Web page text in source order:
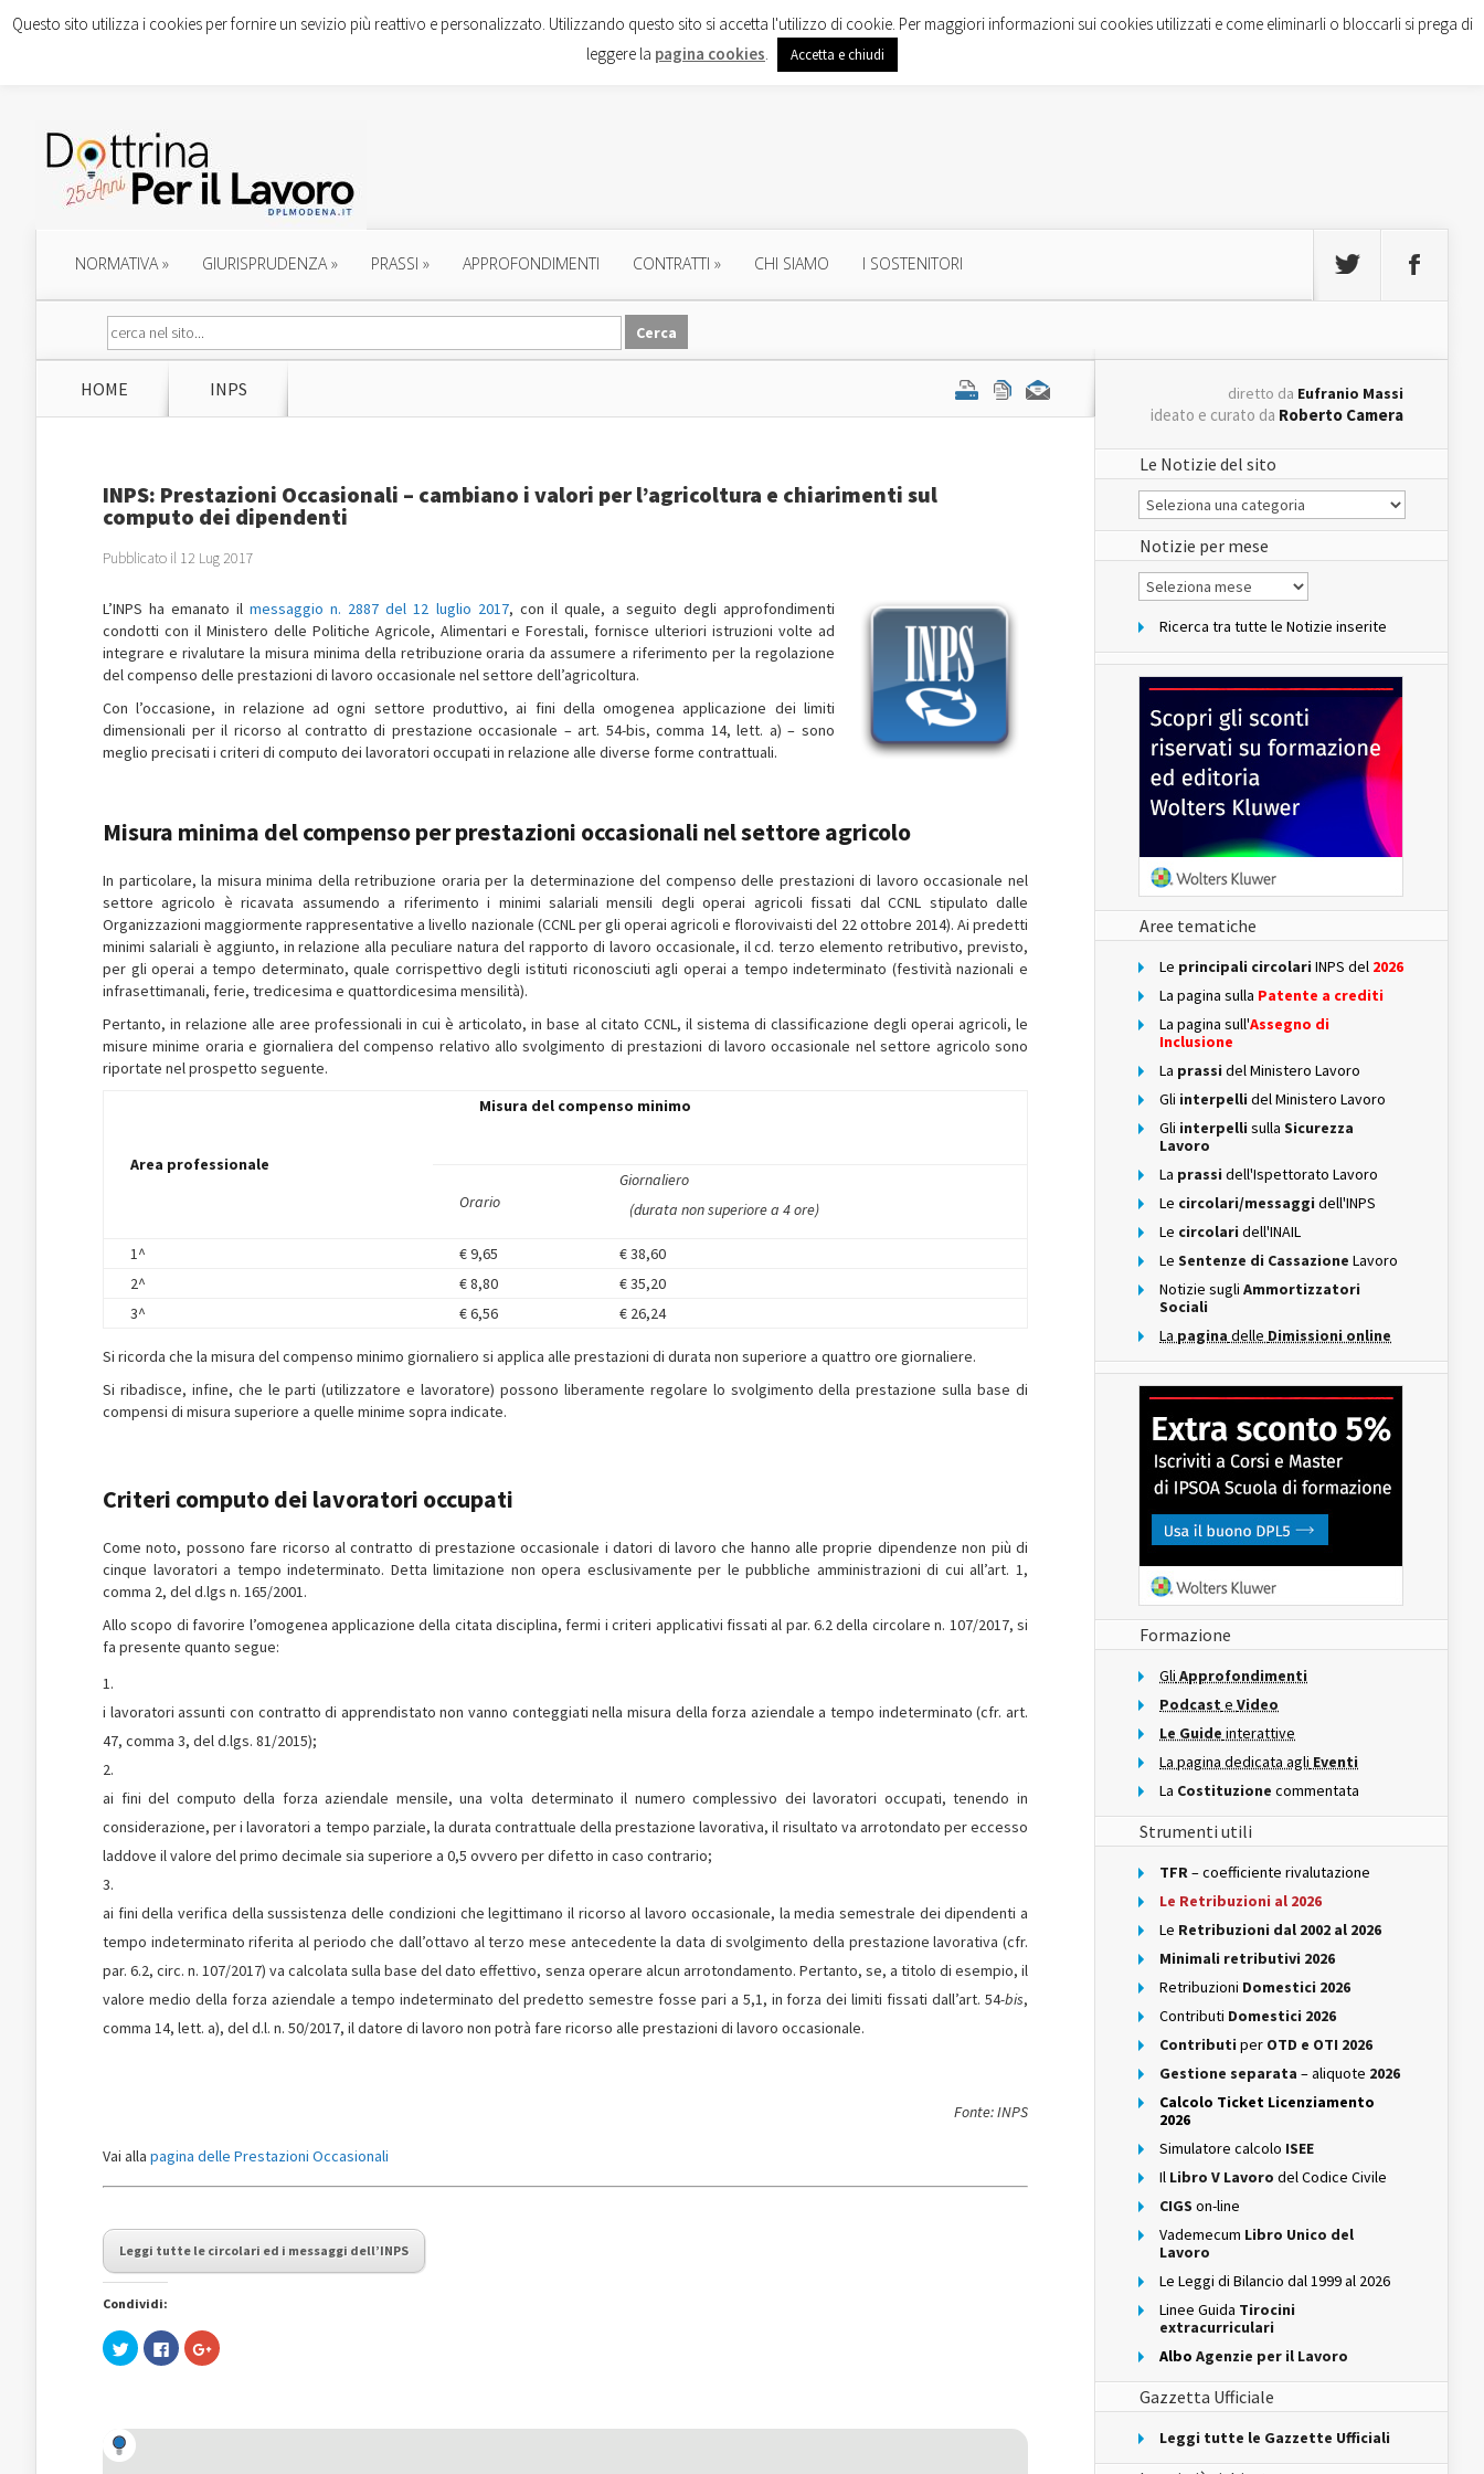
NORMATIVA» GIURISPRUDENZA» PRASSI » APPROFONDIMENTI CONTRATTI » CHI SIAMO I SOSTENITORI
HOME INPS
INPS: Prestazioni Occasionali – cambiano i valori per l’agricoltura e chiarimenti sul
computo dei dipendenti
Pubblicato il 12 Lug 2017
L’INPS ha emanato ilmessaggio n. 2887 del 12 luglio 2017, con il quale, a seguito degli approfondimenti
condotti con il Ministero delle Politiche Agricole, Alimentari e Forestali, fornisce ulteriori istruzioni volte ad
integrare e rivalutare la misura minima della retribuzione oraria da assumere a riferimento per la regolazione
del compenso delle prestazioni di lavoro occasionale nel settore dell’agricoltura.
Con l’occasione, in relazione ad ogni settore produttivo, ai fini della omogenea applicazione dei limiti
dimensionali per il ricorso al contratto di prestazione occasionale – art. 54-bis, comma 14, lett. a) – sono
meglio precisati i criteri di computo dei lavoratori occupati in relazione alle diverse forme contrattuali.
Misura minima del compenso per prestazioni occasionali nel settore agricolo
In particolare, la misura minima della retribuzione oraria per la determinazione del compenso delle prestazioni di lavoro occasionale nel
settore agricolo è ricavata assumendo a riferimento i minimi salariali mensili degli operai agricoli fissati dal CCNL stipulato dalle
Organizzazioni maggiormente rappresentative a livello nazionale (CCNL per gli operai agricoli e florovivaisti del 22 ottobre 2014). Ai predetti
minimi salariali è aggiunto, in relazione alla peculiare natura del rapporto di lavoro occasionale, il cd. terzo elemento retributivo, previsto,
per gli operai a tempo determinato, quale corrispettivo degli istituti riconosciuti agli operai a tempo indeterminato (festività nazionali e
infrasettimanali, ferie, tredicesima e quattordicesima mensilità).
Pertanto, in relazione alle aree professionali in cui è articolato, in base al citato CCNL, il sistema di classificazione degli operai agricoli, le
misure minime oraria e giornaliera del compenso relativo allo svolgimento di prestazioni di lavoro occasionale nel settore agricolo sono
riportate nel prospetto seguente.
Area professionale
Misura del compenso minimo
Orario
Giornaliero
(durata non superiore a 4 ore)
1^ € 9,65
€ 38,60
2^
€ 8,80
€ 35,20
3^
€ 6,56 € 26,24
Si ricorda che la misura del compenso minimo giornaliero si applica alle prestazioni di durata non superiore a quattro ore giornaliere.
Si ribadisce, infine, che le parti (utilizzatore e lavoratore) possono liberamente regolare lo svolgimento della prestazione sulla base di
compensi di misura superiore a quelle minime sopra indicate.
Criteri computo dei lavoratori occupati
Come noto, possono fare ricorso al contratto di prestazione occasionale i datori di lavoro che hanno alle proprie dipendenze non più di
cinque lavoratori a tempo indeterminato. Detta limitazione non opera esclusivamente per le pubbliche amministrazioni di cui all’art. 1,
comma 2, del d.lgs n. 165/2001.
Allo scopo di favorire l’omogenea applicazione della citata disciplina, fermi i criteri applicativi fissati al par. 6.2 della circolare n. 107/2017, si
fa presente quanto segue:
i lavoratori assunti con contratto di apprendistato non vanno conteggiati nella misura della forza aziendale a tempo indeterminato (cfr. art.
47, comma 3, del d.lgs. 81/2015);
ai fini del computo della forza aziendale mensile, una volta determinato il numero complessivo dei lavoratori occupati, tenendo in
considerazione, per i lavoratori a tempo parziale, la durata contrattuale della prestazione lavorativa, il risultato va arrotondato per eccesso
laddove il valore del primo decimale sia superiore a 0,5 ovvero per difetto in caso contrario;
ai fini della verifica della sussistenza delle condizioni che legittimano il ricorso al lavoro occasionale, la media semestrale dei dipendenti a
tempo indeterminato riferita al periodo che dall’ottavo al terzo mese antecedente la data di svolgimento della prestazione lavorativa (cfr.
par. 6.2, circ. n. 107/2017) va calcolata sulla base del dato effettivo, senza operare alcun arrotondamento. Pertanto, se, a titolo di esempio, il
valore medio della forza aziendale a tempo indeterminato del predetto semestre fosse pari a 5,1, in forza dei limiti fissati dall’art. 54-bis,
comma 14, lett. a), del d.l. n. 50/2017, il datore di lavoro non potrà fare ricorso alle prestazioni di lavoro occasionale.
Fonte: INPS
Vai alla pagina delle Prestazioni Occasionali
Leggi tutte le circolari ed i messaggi dell’INPS
Condividi:
Fai
clic
(Si
apre
Fai
clic
Fai
clic
diretto da Eufranio Massi
ideato e curato da Roberto Camera
Le Notizie del sito
Le
Notizie
del
sito
Notizie per mese
Notizie
per
Ricerca tra tutte le Notizie inserite
Aree tematiche
Le principali circolari INPS del 2026
La pagina sulla Patente a crediti
La pagina sull'Assegno di
Inclusione
La prassi del Ministero Lavoro
Gli interpelli del Ministero Lavoro
Gli interpelli sulla Sicurezza
Lavoro
La prassi dell'Ispettorato Lavoro
Le circolari/messaggi dell'INPS
Le circolari dell'INAIL
Le Sentenze di Cassazione Lavoro
Notizie sugli Ammortizzatori
Sociali
La pagina delle Dimissioni online
Formazione
Gli Approfondimenti
Podcast e Video
Le Guide interattive
La pagina dedicata agli Eventi
La Costituzione commentata
Strumenti utili
TFR– coefficiente rivalutazione
Le Retribuzioni al 2026
Le Retribuzioni dal 2002 al 2026
Minimali retributivi 2026
Retribuzioni Domestici 2026
Contributi Domestici 2026
Contributi per OTD e OTI 2026
Gestione separata – aliquote 2026
Calcolo Ticket Licenziamento
2026
Simulatore calcolo ISEE
Il Libro V Lavoro del Codice Civile
CIGS on-line
Vademecum Libro Unico del
Lavoro
Le Leggi di Bilancio dal 1999 al 2026
Linee Guida Tirocini
extracurriculari
Albo Agenzie per il Lavoro
Gazzetta Ufficiale
Leggi tutte le Gazzette Ufficiali
Questo sito utilizza i cookies per fornire un sevizio più reattivo e personalizzato. Utilizzando questo sito si accetta l'utilizzo di cookie. Per maggiori informazioni sui cookies utilizzati e come eliminarli o bloccarli si prega di
leggere la pagina cookies. Accetta e chiudi